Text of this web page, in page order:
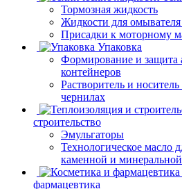
Тормозная жидкость
Жидкости для омывателя
Присадки к моторному
Упаковка
Формирование и
контейнеров
Растворитель и
чернилах
строительство
Эмульгаторы
Технологическое масло
каменной и
фармацевтика